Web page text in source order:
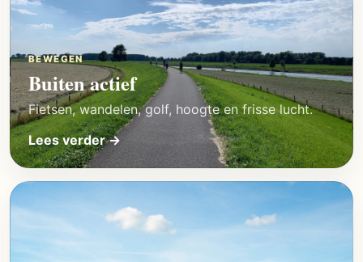
BEWEGEN
Buiten actief
Fietsen, wandelen, golf, hoogte en frisse lucht.
Lees verder →